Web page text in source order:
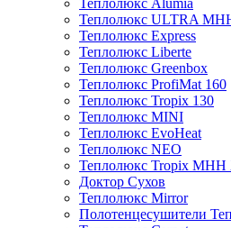
Теплолюкс Alumia
Теплолюкс ULTRA
Теплолюкс Express
Теплолюкс Liberte
Теплолюкс Greenbox
Теплолюкс ProfiMat 160
Теплолюкс Tropix 130
Теплолюкс MINI
Теплолюкс EvoHeat
Теплолюкс NEO
Теплолюкс Tropix МНН
Доктор Сухов
Теплолюкс Mirror
Полотенцесушители